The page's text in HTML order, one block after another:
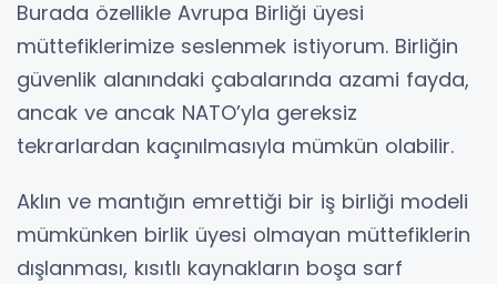
Burada özellikle Avrupa Birliği üyesi
müttefiklerimize seslenmek istiyorum. Birliğin
güvenlik alanındaki çabalarında azami fayda,
ancak ve ancak NATO’yla gereksiz
tekrarlardan kaçınılmasıyla mümkün olabilir.
Aklın ve mantığın emrettiği bir iş birliği modeli
mümkünken birlik üyesi olmayan müttefiklerin
dışlanması, kısıtlı kaynakların boşa sarf